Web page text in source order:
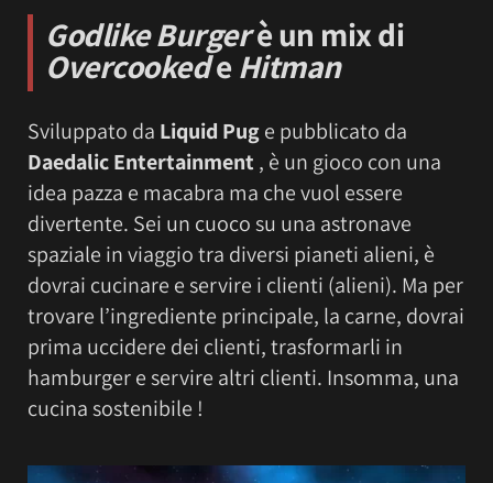
Godlike Burgerè un mix di
Overcookede Hitman
Sviluppato da Liquid Puge pubblicato da
Daedalic Entertainment , è un gioco con una
idea pazza e macabra ma che vuol essere
divertente. Sei un cuoco su una astronave
spaziale in viaggio tra diversi pianeti alieni, è
dovrai cucinare e servire i clienti (alieni). Ma per
trovare l’ingrediente principale, la carne, dovrai
prima uccidere dei clienti, trasformarli in
hamburger e servire altri clienti. Insomma, una
cucina sostenibile !